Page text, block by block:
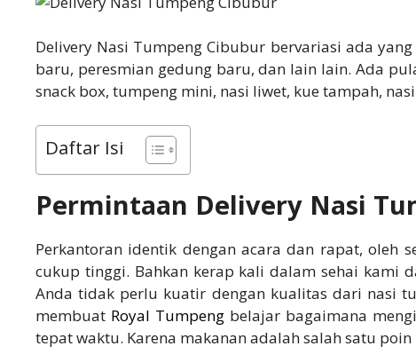
Delivery Nasi Tumpeng Cibubur bervariasi ada
baru, peresmian gedung baru, dan lain lain. Ada
snack box, tumpeng mini, nasi liwet, kue tampah,
Daftar Isi
Permintaan Delivery Nasi
Perkantoran identik dengan acara dan rapat, oleh
cukup tinggi. Bahkan kerap kali dalam sehai kami
Anda tidak perlu kuatir dengan kualitas dari nasi
membuat Royal Tumpengbelajar bagaimana
tepat waktu. Karena makanan adalah salah satu